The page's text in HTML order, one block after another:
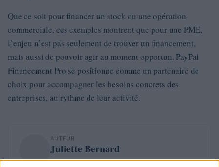
Que ce soit pour financer un stock ou une opération
commerciale, ces exemples montrent que pour une PME,
l’enjeu n’est pas seulement de trouver un financement,
mais aussi de pouvoir agir au moment opportun. PayPal
Financement Pro se positionne comme un partenaire de
choix pour accompagner les besoins concrets des
entreprises, au rythme de leur activité.
AUTEUR
Juliette Bernard